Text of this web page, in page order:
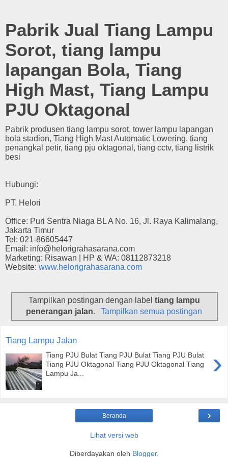
Pabrik Jual Tiang Lampu
Sorot, tiang lampu
lapangan Bola, Tiang
High Mast, Tiang Lampu
PJU Oktagonal
Pabrik produsen tiang lampu sorot, tower lampu lapangan
bola stadion, Tiang High Mast Automatic Lowering, tiang
penangkal petir, tiang pju oktagonal, tiang cctv, tiang listrik
besi
Hubungi:
PT. Helori
Office: Puri Sentra Niaga BL A No. 16, Jl. Raya Kalimalang,
Jakarta Timur
Tel: 021-86605447
Email: info@helorigrahasarana.com
Marketing: Risawan | HP & WA: 08112873218
Website: www.helorigrahasarana.com
Tampilkan postingan dengan label tiang lampu
penerangan jalan. Tampilkan semua postingan
Tiang Lampu Jalan
›
Tiang PJU Bulat Tiang PJU Bulat Tiang PJU Bulat
Tiang PJU Oktagonal Tiang PJU Oktagonal Tiang
Lampu Ja...
›
Beranda
Lihat versi web
Diberdayakan oleh Blogger.